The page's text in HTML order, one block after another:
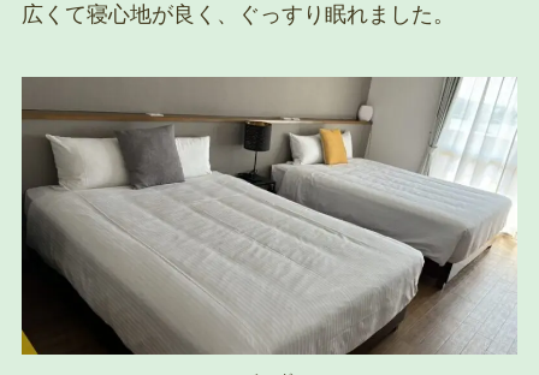
広くて寝心地が良く、ぐっすり眠れました。